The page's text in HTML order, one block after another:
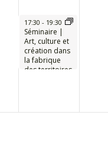
17:30 - 19:30
Séminaire |
Art, culture et
création dans
la fabrique
des territoires